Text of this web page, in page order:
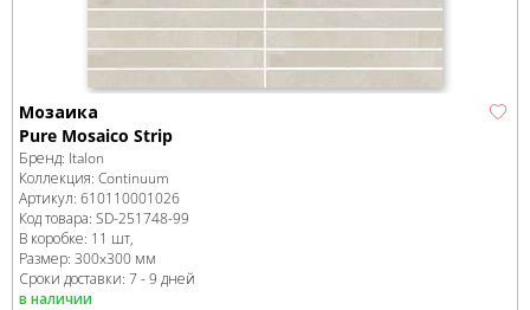
Мозаика
Pure Mosaico Strip
Бренд: Italon
Коллекция: Continuum
Артикул: 610110001026
Код товара: SD-251748-99
В коробке: 11 шт,
Размер: 300x300 мм
Сроки доставки: 7 - 9 дней
в наличии